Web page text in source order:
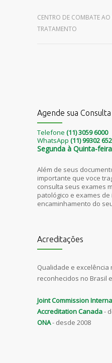
CENTRO DE COMBATE AO
TRATAMENTO
Agende sua Consulta
Telefone (11) 3059 6000
WhatsApp (11) 99302
Segunda à Quinta-
Além de seus
importante que voce
consulta seus exames
patológico e exames de
encaminhamento do
Acreditações
Qualidade e excelência
reconhecidos no Brasil
Joint Commission
Accreditation Canada-
ONA- desde 2008